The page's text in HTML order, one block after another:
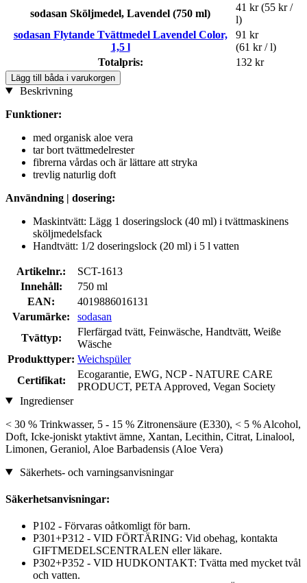
sodasan Sköljmedel, Lavendel (750 ml)
41 kr (55 kr /
l)
sodasan Flytande Tvättmedel Lavendel Color,
1,5 l
91 kr
(61 kr / l)
Totalpris:
132 kr
Lägg till båda i varukorgen
Beskrivning
Funktioner:
med organisk aloe vera
tar bort tvättmedelrester
fibrerna vårdas och är lättare att stryka
trevlig naturlig doft
Användning | dosering:
Maskintvätt: Lägg 1 doseringslock (40 ml) i tvättmaskinens
sköljmedelsfack
Handtvätt: 1/2 doseringslock (20 ml) i 5 l vatten
Artikelnr.:
SCT-1613
Innehåll:
750 ml
EAN:
4019886016131
Varumärke:
sodasan
Tvättyp:
Flerfärgad tvätt, Feinwäsche, Handtvätt, Weiße
Wäsche
Produkttyper: Weichspüler
Certifikat:
Ecogarantie, EWG, NCP - NATURE CARE
PRODUCT, PETA Approved, Vegan Society
Ingredienser
< 30 % Trinkwasser, 5 - 15 % Zitronensäure (E330), < 5 % Alcohol,
Doft, Icke-joniskt ytaktivt ämne, Xantan, Lecithin, Citrat, Linalool,
Limonen, Geraniol, Aloe Barbadensis (Aloe Vera)
Säkerhets- och varningsanvisningar
Säkerhetsanvisningar:
P102 - Förvaras oåtkomligt för barn.
P301+P312 - VID FÖRTÄRING: Vid obehag, kontakta
GIFTMEDELSCENTRALEN eller läkare.
P302+P352 - VID HUDKONTAKT: Tvätta med mycket tvål
och vatten.